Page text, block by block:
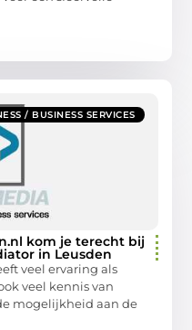
/ BUSINESS SERVICES
kom je terecht bij
in Leusden
veel ervaring als
veel kennis van
mogelijkheid aan de